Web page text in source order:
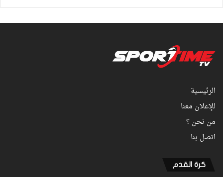
الرئيسية
للإعلان معنا
من نحن ؟
اتصل بنا
كرة القدم